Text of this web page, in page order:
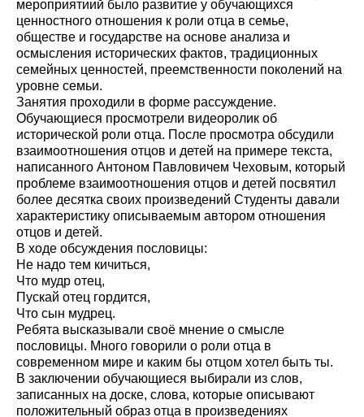
мероприятиий было развитие у обучающихся
ценностного отношения к роли отца в семье,
обществе и государстве на основе анализа и
осмысления исторических фактов, традиционных
семейных ценностей, преемственности поколений на
уровне семьи.
Занятия проходили в форме рассуждение.
Обучающиеся просмотрели видеоролик об
исторической роли отца. После просмотра обсудили
взаимоотношения отцов и детей на примере текста,
написанного Антоном Павловичем Чеховым, который
проблеме взаимоотношения отцов и детей посвятил
более десятка своих произведений Студенты давали
характеристику описываемым автором отношения
отцов и детей.
В ходе обсуждения пословицы:
Не надо тем кичиться,
Что мудр отец,
Пускай отец гордится,
Что сын мудрец.
Ребята высказывали своё мнение о смысле
пословицы. Много говорили о роли отца в
современном мире и каким бы отцом хотел быть ты.
В заключении обучающиеся выбирали из слов,
записанных на доске, слова, которые описывают
положительный образ отца в произведениях